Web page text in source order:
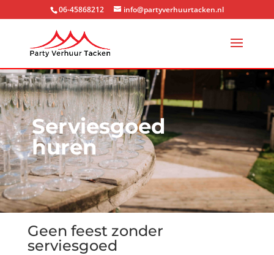
06-45868212 info@partyverhuurtacken.nl
Serviesgoed
huren
Geen feest zonder
serviesgoed